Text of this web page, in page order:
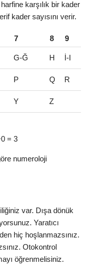
karşılık bir kader
kader sayısını verir.
7 8 9
G-Ğ H İ-I
P Q R
Y Z
= 3
numeroloji
var. Dışa dönük
Yaratıcı
hiç hoşlanmazsınız.
Otokontrol
öğrenmelisiniz.